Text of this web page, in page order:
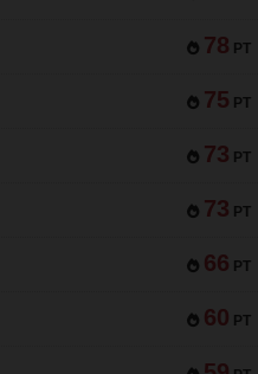
78 PT
75 PT
73 PT
73 PT
66 PT
60 PT